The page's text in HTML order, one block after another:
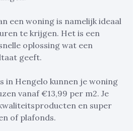
een woning is namelijk ideaal
te krijgen. Het is een
oplossing wat een
geeft.
in Hengelo kunnen je woning
vanaf €13,99 per m2. Je
en super
of plafonds.